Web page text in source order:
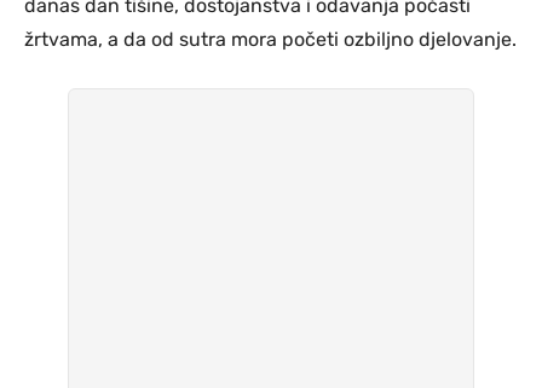
danas dan tišine, dostojanstva i odavanja počasti
žrtvama, a da od sutra mora početi ozbiljno djelovanje.